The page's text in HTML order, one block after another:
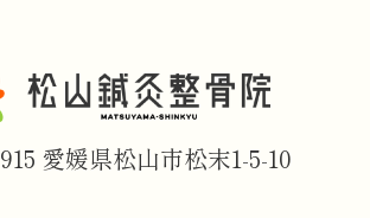
愛媛県松山市松末1-5-10